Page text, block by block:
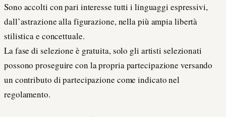
Sono accolti con pari interesse tutti i linguaggi espressivi,
dall’astrazione alla figurazione, nella più ampia libertà
stilistica e concettuale.
La fase di selezione è gratuita, solo gli artisti selezionati
possono proseguire con la propria partecipazione versando
un contributo di partecipazione come indicato nel
regolamento.